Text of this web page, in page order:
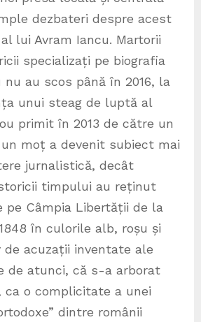
dezbateri despre acest
lui Avram Iancu. Martorii
specializați pe biografia
nu au scos până în 2016, la
unui steag de luptă al
primit în 2013 de către un
moț a devenit subiect mai
jurnalistică, decât
timpului au reținut
pe Câmpia Libertății de la
în culorile alb, roșu și
acuzații inventate ale
de atunci, că s-a arborat
ca o complicitate a unei
dintre românii